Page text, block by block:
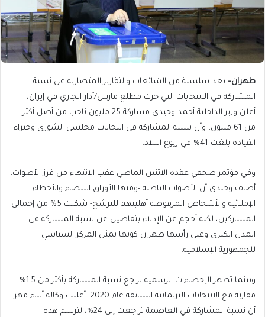
طهران– بعد سلسلة من الشائعات والتقارير المتضاربة عن نسبة
المشاركة في الانتخابات التي جرت مطلع مارس/آذار الجاري في إيران،
أعلن وزير الداخلية أحمد وحيدي مشاركة 25 مليون ناخب من أصل أكثر
من 61 مليون، وأن نسبة المشاركة في انتخابات مجلسي الشورى وخبراء
القيادة بلغت 41% في ربوع البلاد.
وفي مؤتمر صحفي عقده الاثنين الماضي عقب الانتهاء من فرز الأصوات،
أضاف وحيدي أن الأصوات الباطلة -ومنها الأوراق البيضاء والأخطاء
الإملائية والأشخاص المرفوضة أهليتهم للترشح- شكلت 5% من إجمالي
المشاركين، لكنه أحجم عن الإدلاء بتفاصيل عن نسبة المشاركة في
المدن الكبرى وعلى رأسها طهران كونها تمثل المركز السياسي
للجمهورية الإسلامية.
وبينما تظهر الإحصاءات الرسمية تراجع نسبة المشاركة بأكثر من 1.5%
مقارنة مع الانتخابات البرلمانية السابقة عام 2020، أعلنت وكالة أنباء مهر
أن نسبة المشاركة في العاصمة تراجعت إلى 24%، لترسم هذه